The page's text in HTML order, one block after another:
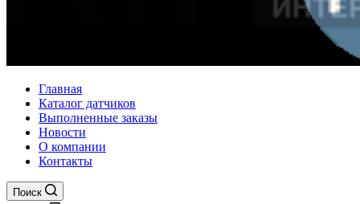
Главная
Каталог датчиков
Выполненные заказы
Новости
О компании
Контакты
Поиск